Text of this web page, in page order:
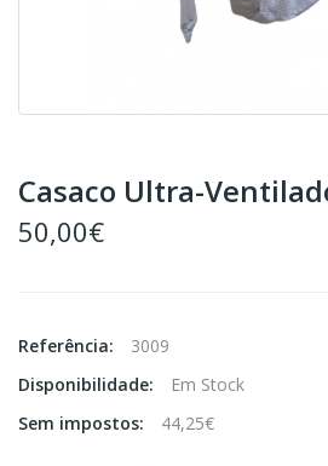
Casaco Ultra-
50,00€
Referência:
3009
Disponibilidade:
Em Stock
Sem impostos:
44,25€